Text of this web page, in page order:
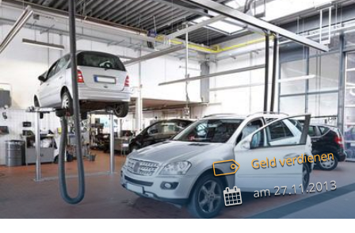
Geld verdienen
am27.11.2013